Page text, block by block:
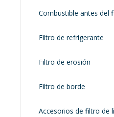
Combustible antes del
Filtro de refrigerante
Filtro de erosión
Filtro de borde
Accesorios de filtro de